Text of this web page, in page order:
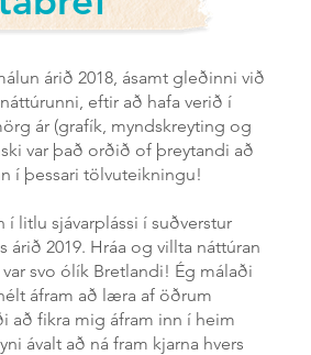
árið 2018, ásamt gleðinni við
eftir að hafa verið í
ár (grafík, myndskreyting og
var það orðið of þreytandi að
í þessari tölvuteikningu!
litlu sjávarplássi í suðverstur
árið 2019. Hráa og villta náttúran
svo ólík Bretlandi! Ég málaði
áfram að læra af öðrum
að fikra mig áfram inn í heim
ávalt að ná fram kjarna hvers